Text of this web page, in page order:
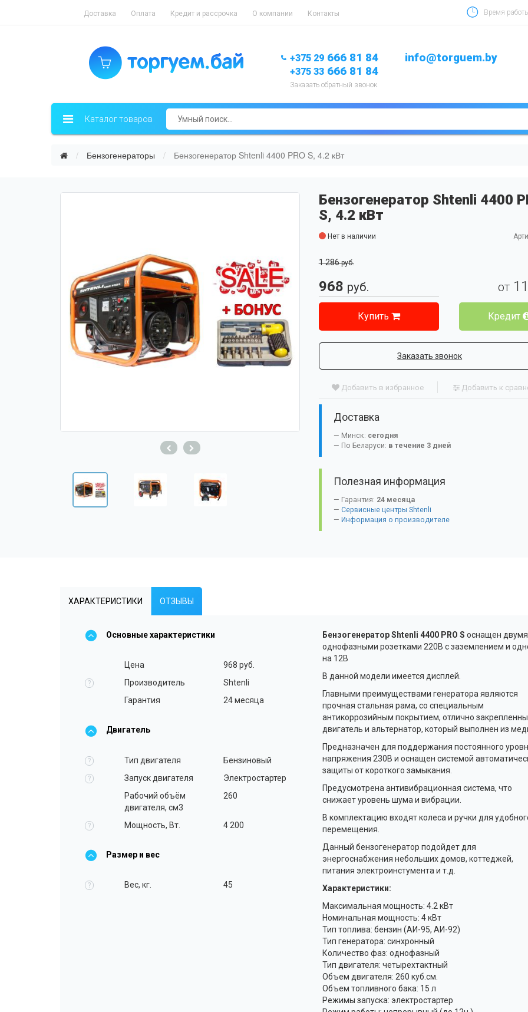
Доставка Оплата Кредит и рассрочка О компании Контакты Время
+375 29 666 81 84
+375 33 666 81 84
Заказать обратный звонок
info@torguem.by
Каталог товаров
Бензогенераторы Бензогенератор Shtenli 4400 PRO S, 4.2 кВт
Бензогенератор Shtenli 4400
S, 4.2 кВт
Нет в наличии
1 286руб.
968 руб. от
Купить Кредит
Заказать звонок
Добавить в избранное Добавить к
Доставка
Минск: сегодня
По Беларуси: в течение 3 дней
Полезная информация
Гарантия: 24 месяца
Сервисные центры Shtenli
Информация о производителе
ХАРАКТЕРИСТИКИ ОТЗЫВЫ
Основные характеристики
Цена 968 руб.
? Производитель
Shtenli
Гарантия
24 месяца
Двигатель
? Тип двигателя Бензиновый
? Запуск двигателя
Электростартер
Рабочий объём
двигателя, см3
260
? Мощность, Вт. 4 200
Размер и вес
? Вес, кг. 45
Бензогенератор Shtenli 4400 PRO S оснащен двумя
однофазными розетками 220В с заземлением и
на 12В
В данной модели имеется дисплей.
Главными преимуществами генератора являются
прочная стальная рама, со специальным
антикоррозийным покрытием, отлично
двигатель и альтернатор, который выполнен из
Предназначен для поддержания постоянного
напряжения 230В и оснащен системой
защиты от короткого замыкания.
Предусмотрена антивибрационная система, что
снижает уровень шума и вибрации.
В комплектацию входят колеса и ручки для
перемещения.
Данный бензогенератор подойдет для
энергоснабжения небольших домов, коттеджей,
питания электроинстумента и т.д.
Характеристики:
Максимальная мощность: 4.2 кВт
Номинальная мощность: 4 кВт
Тип топлива: бензин (АИ-95, АИ-92)
Тип генератора: синхронный
Количество фаз: однофазный
Тип двигателя: четырехтактный
Объем двигателя: 260 куб.см.
Объем топливного бака: 15 л
Режимы запуска: электростартер